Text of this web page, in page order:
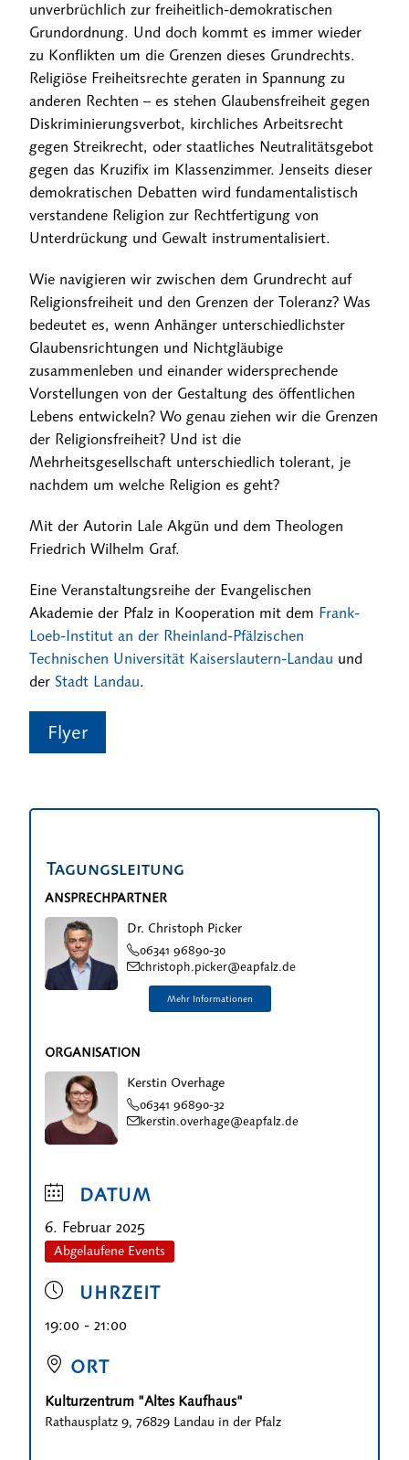
unverbrüchlich zur freiheitlich-demokratischen
Grundordnung. Und doch kommt es immer wieder
zu Konflikten um die Grenzen dieses Grundrechts.
Religiöse Freiheitsrechte geraten in Spannung zu
anderen Rechten – es stehen Glaubensfreiheit gegen
Diskriminierungsverbot, kirchliches Arbeitsrecht
gegen Streikrecht, oder staatliches Neutralitätsgebot
gegen das Kruzifix im Klassenzimmer. Jenseits dieser
demokratischen Debatten wird fundamentalistisch
verstandene Religion zur Rechtfertigung von
Unterdrückung und Gewalt instrumentalisiert.
Wie navigieren wir zwischen dem Grundrecht auf
Religionsfreiheit und den Grenzen der Toleranz? Was
bedeutet es, wenn Anhänger unterschiedlichster
Glaubensrichtungen und Nichtgläubige
zusammenleben und einander widersprechende
Vorstellungen von der Gestaltung des öffentlichen
Lebens entwickeln? Wo genau ziehen wir die Grenzen
der Religionsfreiheit? Und ist die
Mehrheitsgesellschaft unterschiedlich tolerant, je
nachdem um welche Religion es geht?
Mit der Autorin Lale Akgün und dem Theologen
Friedrich Wilhelm Graf.
Eine Veranstaltungsreihe der Evangelischen
Akademie der Pfalz in Kooperation mit dem Frank-
Loeb-Institut an der Rheinland-Pfälzischen
Technischen Universität Kaiserslautern-Landau und
der Stadt Landau.
Flyer
Tagungsleitung
ANSPRECHPARTNER
Dr. Christoph Picker
06341 96890-30
christoph.picker@eapfalz.de
ORGANISATION
Kerstin Overhage
06341 96890-32
kerstin.overhage@eapfalz.de
DATUM
6. Februar 2025
Abgelaufene Events
UHRZEIT
19:00 - 21:00
ORT
Kulturzentrum "Altes Kaufhaus"
Rathausplatz 9, 76829 Landau in der Pfalz